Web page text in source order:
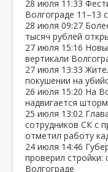
28 июля 11:33
Волгограде 11–13
28 июля 09:27
тысяч рублей
27 июля 15:16
вертикали
27 июля 13:33
покушении на
26 июля 15:20 На
надвигается шторм
25 июля 13:02
сотрудников СК с
отметил работу
24 июля 14:46
проверил
Волгограде